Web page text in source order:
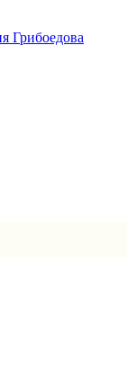
Грибоедова